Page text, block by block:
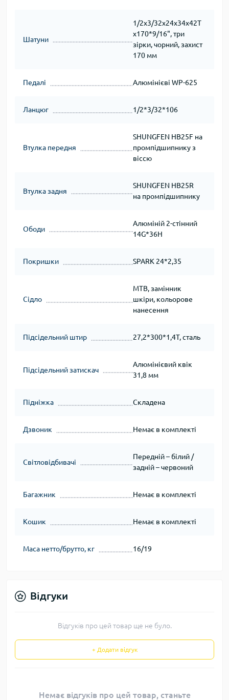
Шатуни
1/2х3/32х24х34х42T
х170*9/16", три
зірки, чорний, захист
170 мм
Педалі Алюмінієві WP-625
Ланцюг 1/2*3/32*106
Втулка передня
SHUNGFEN HB25F на
промпідшипнику з
віссю
Втулка задня
SHUNGFEN HB25R
на промпідшипнику
Ободи
Алюміній 2-стінний
14G*36H
Покришки SPARK 24*2,35
Сідло
MTB, замінник
шкіри, кольорове
нанесення
Підсідельний штир 27,2*300*1,4T, сталь
Підсідельний затискач
Алюмінієвий квік
31,8 мм
Підніжка Складена
Дзвоник Немає в комплекті
Світловідбивачі
Передній – білий /
задній – червоний
Багажник Немає в комплекті
Кошик Немає в комплекті
Маса нетто/брутто, кг 16/19
Відгуки
Відгуків про цей товар ще не було.
+ Додати відгук
Немає відгуків про цей товар, станьте